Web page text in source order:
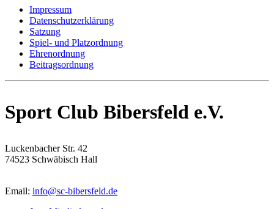
Impressum
Datenschutzerklärung
Satzung
Spiel- und Platzordnung
Ehrenordnung
Beitragsordnung
Sport Club Bibersfeld e.V.
Luckenbacher Str. 42
74523 Schwäbisch Hall
Email: info@sc-bibersfeld.de